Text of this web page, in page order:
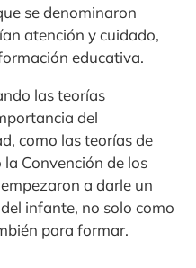
se denominaron
atención y cuidado,
educativa.
las teorías
del
como las teorías de
Convención de los
a darle un
infante, no solo como
para formar.